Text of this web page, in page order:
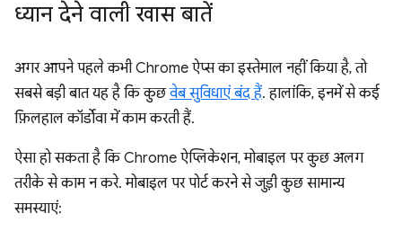
ध्यान देने वाली खास बातें
अगर आपने पहले कभी Chrome ऐप्स का इस्तेमाल नहीं किया है, तो
सबसे बड़ी बात यह है कि कुछवेब सुविधाएं बंद हैं. हालांकि, इनमें से कई
फ़िलहाल कॉर्डोवा में काम करती हैं.
ऐसा हो सकता है कि Chrome ऐप्लिकेशन, मोबाइल पर कुछ अलग
तरीके से काम न करे. मोबाइल पर पोर्ट करने से जुड़ी कुछ सामान्य
समस्याएं: